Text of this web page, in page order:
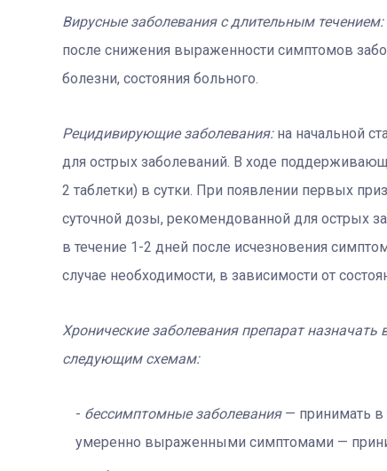
Вирусные заболевания с длительным течением:
после снижения выраженности симптомов
болезни, состояния больного.
Рецидивирующие заболевания:на начальной
для острых заболеваний. В ходе
2 таблетки) в сутки. При появлении первых
суточной дозы, рекомендованной для острых
в течение 1-2 дней после исчезновения
случае необходимости, в зависимости от
Хронические заболевания препарат назначать
следующим схемам:
бессимптомные заболевания— принимать в
умеренно выраженными симптомами —